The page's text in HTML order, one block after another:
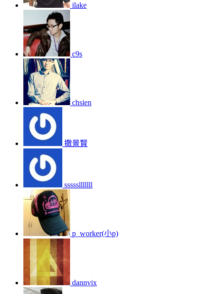
ilake
c9s
chsien
撒景賢
ssssslllllll
p_worker(小p)
dannvix